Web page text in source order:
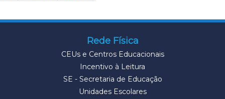
Rede Física
CEUs e Centros Educacionais
Incentivo à Leitura
SE - Secretaria de Educação
Unidades Escolares